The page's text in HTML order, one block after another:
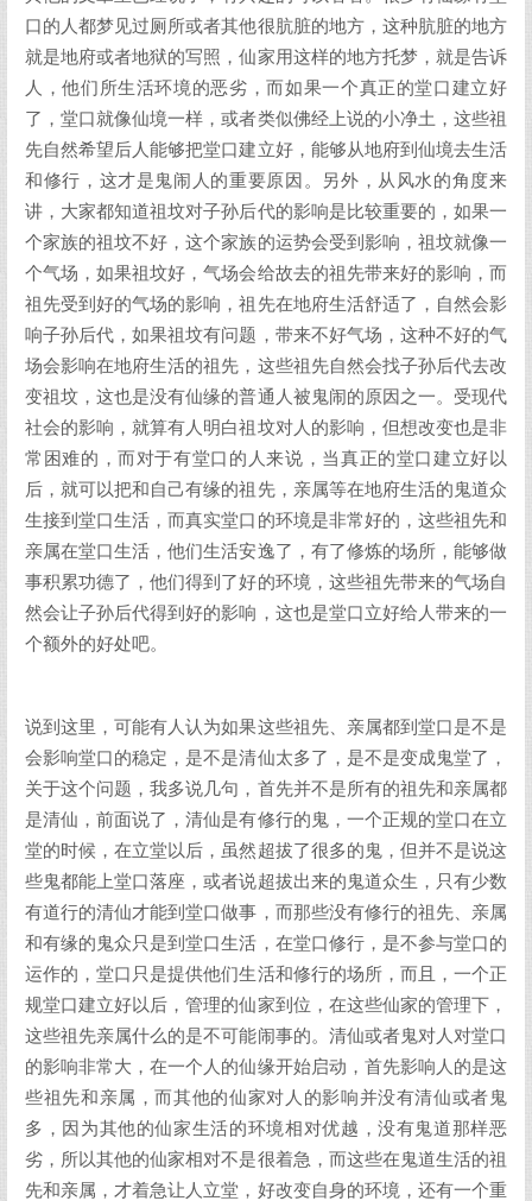
口的人都梦见过厕所或者其他很肮脏的地方，这种肮脏的地方
就是地府或者地狱的写照，仙家用这样的地方托梦，就是告诉
人，他们所生活环境的恶劣，而如果一个真正的堂口建立好
了，堂口就像仙境一样，或者类似佛经上说的小净土，这些祖
先自然希望后人能够把堂口建立好，能够从地府到仙境去生活
和修行，这才是鬼闹人的重要原因。另外，从风水的角度来
讲，大家都知道祖坟对子孙后代的影响是比较重要的，如果一
个家族的祖坟不好，这个家族的运势会受到影响，祖坟就像一
个气场，如果祖坟好，气场会给故去的祖先带来好的影响，而
祖先受到好的气场的影响，祖先在地府生活舒适了，自然会影
响子孙后代，如果祖坟有问题，带来不好气场，这种不好的气
场会影响在地府生活的祖先，这些祖先自然会找子孙后代去改
变祖坟，这也是没有仙缘的普通人被鬼闹的原因之一。受现代
社会的影响，就算有人明白祖坟对人的影响，但想改变也是非
常困难的，而对于有堂口的人来说，当真正的堂口建立好以
后，就可以把和自己有缘的祖先，亲属等在地府生活的鬼道众
生接到堂口生活，而真实堂口的环境是非常好的，这些祖先和
亲属在堂口生活，他们生活安逸了，有了修炼的场所，能够做
事积累功德了，他们得到了好的环境，这些祖先带来的气场自
然会让子孙后代得到好的影响，这也是堂口立好给人带来的一
个额外的好处吧。
说到这里，可能有人认为如果这些祖先、亲属都到堂口是不是
会影响堂口的稳定，是不是清仙太多了，是不是变成鬼堂了，
关于这个问题，我多说几句，首先并不是所有的祖先和亲属都
是清仙，前面说了，清仙是有修行的鬼，一个正规的堂口在立
堂的时候，在立堂以后，虽然超拔了很多的鬼，但并不是说这
些鬼都能上堂口落座，或者说超拔出来的鬼道众生，只有少数
有道行的清仙才能到堂口做事，而那些没有修行的祖先、亲属
和有缘的鬼众只是到堂口生活，在堂口修行，是不参与堂口的
运作的，堂口只是提供他们生活和修行的场所，而且，一个正
规堂口建立好以后，管理的仙家到位，在这些仙家的管理下，
这些祖先亲属什么的是不可能闹事的。清仙或者鬼对人对堂口
的影响非常大，在一个人的仙缘开始启动，首先影响人的是这
些祖先和亲属，而其他的仙家对人的影响并没有清仙或者鬼
多，因为其他的仙家生活的环境相对优越，没有鬼道那样恶
劣，所以其他的仙家相对不是很着急，而这些在鬼道生活的祖
先和亲属，才着急让人立堂，好改变自身的环境，还有一个重